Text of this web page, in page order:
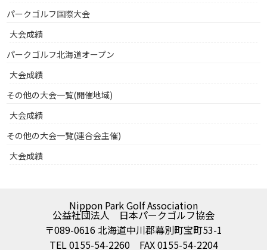
パークゴルフ国際大会
大会成績
パークゴルフ北海道オープン
大会成績
その他の大会一覧(開催地域)
大会成績
その他の大会一覧(連合会主催)
大会成績
Nippon Park Golf Association
公益社団法人 日本パークゴルフ協会
〒089-0616 北海道中川郡幕別町宝町53-1
TEL 0155-54-2260 FAX 0155-54-2204